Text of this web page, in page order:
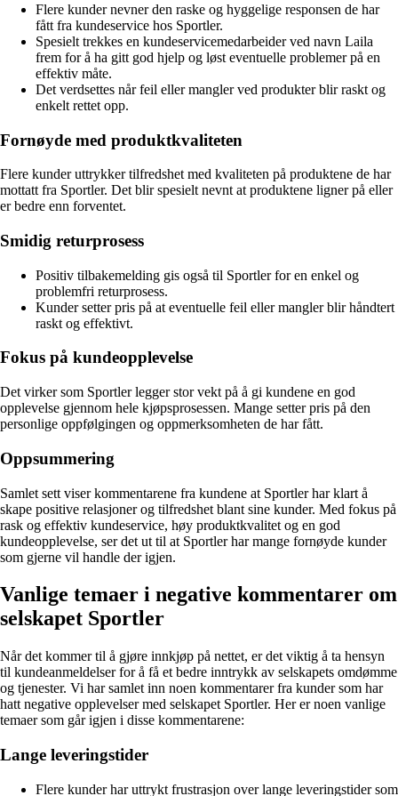
Flere kunder nevner den raske og hyggelige responsen de har
fått fra kundeservice hos Sportler.
Spesielt trekkes en kundeservicemedarbeider ved navn Laila
frem for å ha gitt god hjelp og løst eventuelle problemer på en
effektiv måte.
Det verdsettes når feil eller mangler ved produkter blir raskt og
enkelt rettet opp.
Fornøyde med produktkvaliteten
Flere kunder uttrykker tilfredshet med kvaliteten på produktene de har
mottatt fra Sportler. Det blir spesielt nevnt at produktene ligner på eller
er bedre enn forventet.
Smidig returprosess
Positiv tilbakemelding gis også til Sportler for en enkel og
problemfri returprosess.
Kunder setter pris på at eventuelle feil eller mangler blir håndtert
raskt og effektivt.
Fokus på kundeopplevelse
Det virker som Sportler legger stor vekt på å gi kundene en god
opplevelse gjennom hele kjøpsprosessen. Mange setter pris på den
personlige oppfølgingen og oppmerksomheten de har fått.
Oppsummering
Samlet sett viser kommentarene fra kundene at Sportler har klart å
skape positive relasjoner og tilfredshet blant sine kunder. Med fokus på
rask og effektiv kundeservice, høy produktkvalitet og en god
kundeopplevelse, ser det ut til at Sportler har mange fornøyde kunder
som gjerne vil handle der igjen.
Vanlige temaer i negative kommentarer om
selskapet Sportler
Når det kommer til å gjøre innkjøp på nettet, er det viktig å ta hensyn
til kundeanmeldelser for å få et bedre inntrykk av selskapets omdømme
og tjenester. Vi har samlet inn noen kommentarer fra kunder som har
hatt negative opplevelser med selskapet Sportler. Her er noen vanlige
temaer som går igjen i disse kommentarene:
Lange leveringstider
Flere kunder har uttrykt frustrasjon over lange leveringstider som